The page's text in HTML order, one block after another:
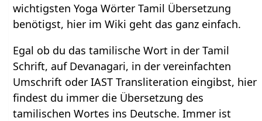
wichtigsten Yoga Wörter Tamil Übersetzung
benötigst, hier im Wiki geht das ganz einfach.
Egal ob du das tamilische Wort in der Tamil
Schrift, auf Devanagari, in der vereinfachten
Umschrift oder IAST Transliteration eingibst, hier
findest du immer die Übersetzung des
tamilischen Wortes ins Deutsche. Immer ist